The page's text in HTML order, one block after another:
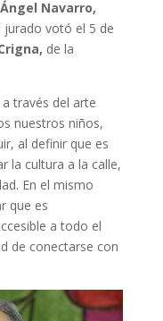
Navarro,
jurado votó el 5 de
de la
través del arte
nuestros niños,
al definir que es
la cultura a la calle,
En el mismo
que es
a todo el
de conectarse con